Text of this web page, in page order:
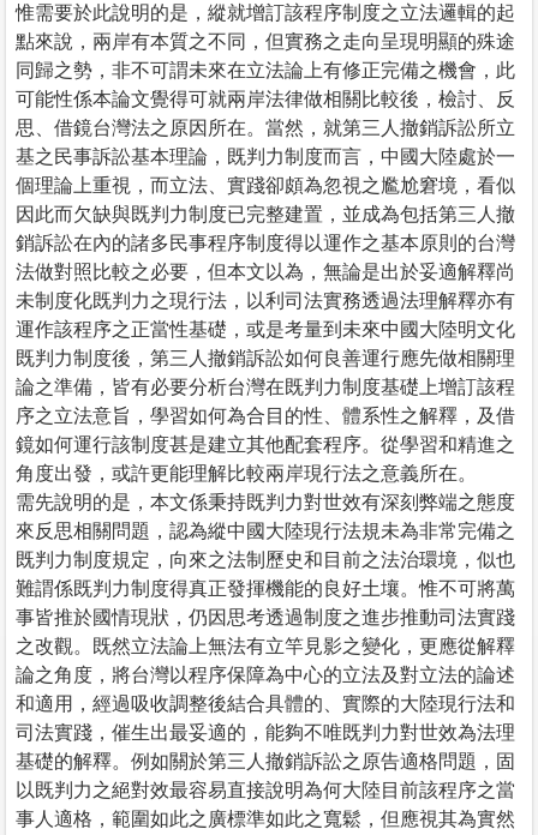
惟需要於此說明的是，縱就增訂該程序制度之立法邏輯的起
點來說，兩岸有本質之不同，但實務之走向呈現明顯的殊途
同歸之勢，非不可謂未來在立法論上有修正完備之機會，此
可能性係本論文覺得可就兩岸法律做相關比較後，檢討、反
思、借鏡台灣法之原因所在。當然，就第三人撤銷訴訟所立
基之民事訴訟基本理論，既判力制度而言，中國大陸處於一
個理論上重視，而立法、實踐卻頗為忽視之尷尬窘境，看似
因此而欠缺與既判力制度已完整建置，並成為包括第三人撤
銷訴訟在內的諸多民事程序制度得以運作之基本原則的台灣
法做對照比較之必要，但本文以為，無論是出於妥適解釋尚
未制度化既判力之現行法，以利司法實務透過法理解釋亦有
運作該程序之正當性基礎，或是考量到未來中國大陸明文化
既判力制度後，第三人撤銷訴訟如何良善運行應先做相關理
論之準備，皆有必要分析台灣在既判力制度基礎上增訂該程
序之立法意旨，學習如何為合目的性、體系性之解釋，及借
鏡如何運行該制度甚是建立其他配套程序。從學習和精進之
角度出發，或許更能理解比較兩岸現行法之意義所在。
需先說明的是，本文係秉持既判力對世效有深刻弊端之態度
來反思相關問題，認為縱中國大陸現行法規未為非常完備之
既判力制度規定，向來之法制歷史和目前之法治環境，似也
難謂係既判力制度得真正發揮機能的良好土壤。惟不可將萬
事皆推於國情現狀，仍因思考透過制度之進步推動司法實踐
之改觀。既然立法論上無法有立竿見影之變化，更應從解釋
論之角度，將台灣以程序保障為中心的立法及對立法的論述
和適用，經過吸收調整後結合具體的、實際的大陸現行法和
司法實踐，催生出最妥適的，能夠不唯既判力對世效為法理
基礎的解釋。例如關於第三人撤銷訴訟之原告適格問題，固
以既判力之絕對效最容易直接說明為何大陸目前該程序之當
事人適格，範圍如此之廣標準如此之寬鬆，但應視其為實然